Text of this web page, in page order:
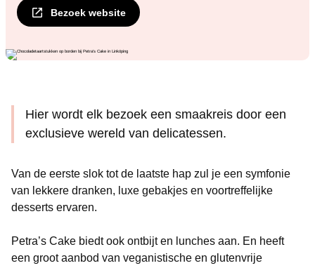
Bezoek website
Hier wordt elk bezoek een smaakreis door een
exclusieve wereld van delicatessen.
Van de eerste slok tot de laatste hap zul je een symfonie
van lekkere dranken, luxe gebakjes en voortreffelijke
desserts ervaren.
Petra’s Cake biedt ook ontbijt en lunches aan. En heeft
een groot aanbod van veganistische en glutenvrije